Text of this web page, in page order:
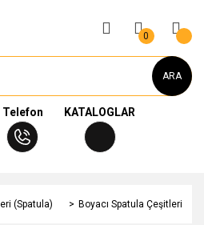
ARA
Telefon KATALOGLAR
0
(Spatula) Boyacı Spatula Çeşitleri